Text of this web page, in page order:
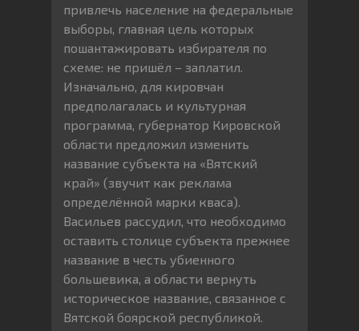
привлечь население на федеральные
выборы, главная цель которых
пошантажировать избирателя по
схеме: не пришёл – заплатил.
Изначально, для кировчан
предполагалась и культурная
программа, губернатор Кировской
области предложил изменить
название субъекта на «Вятский
край» (звучит как реклама
определённой марки кваса).
Васильев рассудил, что необходимо
оставить столице субъекта прежнее
название в честь убиенного
большевика, а области вернуть
историческое название, связанное с
Вятской боярской республикой.